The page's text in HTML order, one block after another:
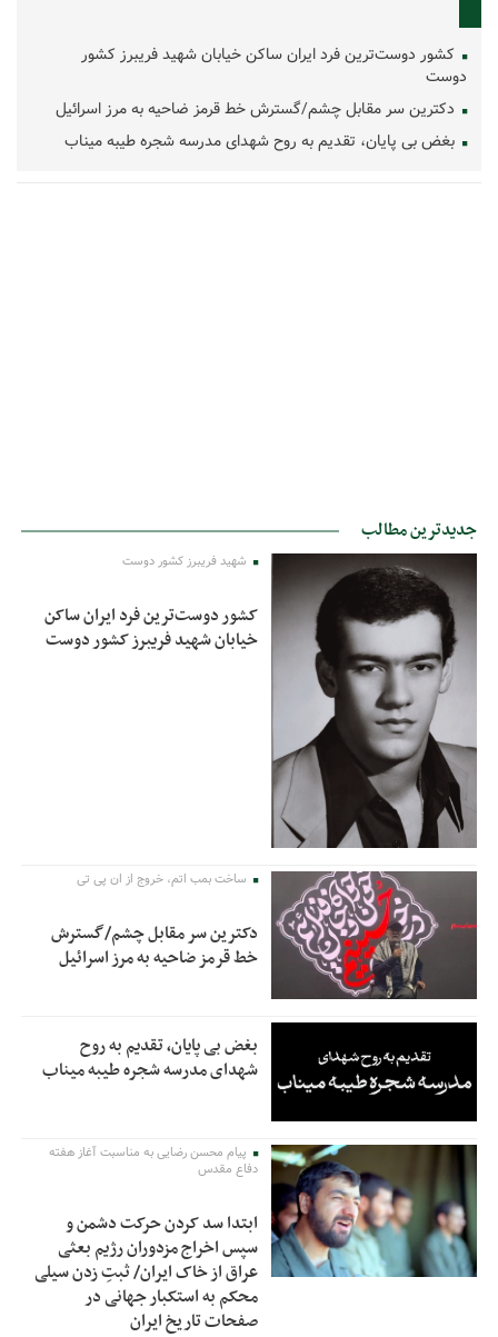
کشور دوست‌ترین فرد ایران ساکن خیابان شهید فریبرز کشور
دوست
دکترین سر مقابل چشم/گسترش خط قرمز ضاحیه به مرز اسرائیل
بغض بی پایان، تقدیم به روح شهدای مدرسه شجره طیبه میناب
جدیدترین مطالب
شهید فریبرز کشور دوست
کشور دوست‌ترین فرد ایران ساکن
خیابان شهید فریبرز کشور دوست
ساخت بمب اتم، خروج از ان پی تی
دکترین سر مقابل چشم/گسترش
خط قرمز ضاحیه به مرز اسرائیل
بغض بی پایان، تقدیم به روح
شهدای مدرسه شجره طیبه میناب
پیام محسن رضایی به مناسبت آغاز هفته
دفاع مقدس
ابتدا سد کردن حرکت دشمن و
سپس اخراج مزدوران رژیم بعثی
عراق از خاک ایران/ ثبتِ زدن سیلی
محکم به استکبار جهانی در
صفحات تاریخ ایران